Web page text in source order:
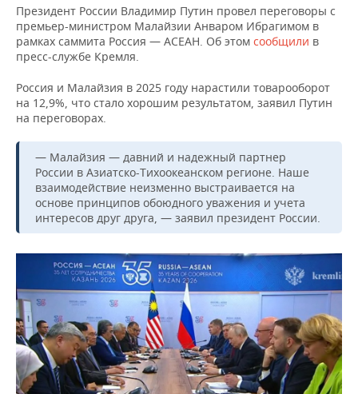
ОТКРЫТАЯ ЛЕКЦИЯ
БАСКЕТБОЛ
ВОЛЕЙБОЛ
КИБЕРСПОРТ
ФИГУРНОЕ КАТАНИЕ
ВОДНЫЕ ВИДЫ СПОРТА
ХОККЕЙ С МЯЧОМ
ИНФРАСТРУКТУРА
ИСТОРИЯ
КУЛЬТУРА
МЕДИЦИНА
ОБРАЗОВАНИЕ
ПРОИСШЕСТВИЯ
СПРАВОЧНИК
СПИСОК ПЕРСОН
СПИСОК КОМПАНИЙ
ПОЛНАЯ ВЕРСИЯ
Президент России Владимир Путин провел переговоры с
премьер-министром Малайзии Анваром Ибрагимом в
рамках саммита Россия — АСЕАН. Об этом сообщили в
пресс-службе Кремля.
Россия и Малайзия в 2025 году нарастили товарооборот
на 12,9%, что стало хорошим результатом, заявил Путин
на переговорах.
— Малайзия — давний и надежный партнер
России в Азиатско-Тихоокеанском регионе. Наше
взаимодействие неизменно выстраивается на
основе принципов обоюдного уважения и учета
интересов друг друга, — заявил президент России.